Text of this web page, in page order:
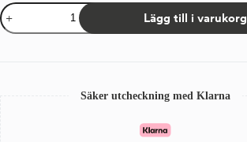
Väv
till
fönstermarkis
Lägg till i varukorg
Säker utcheckning med Klarna